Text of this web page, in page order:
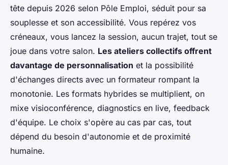
tête depuis 2026 selon Pôle Emploi, séduit pour sa
souplesse et son accessibilité. Vous repérez vos
créneaux, vous lancez la session, aucun trajet, tout se
joue dans votre salon. Les ateliers collectifs offrent
davantage de personnalisation et la possibilité
d'échanges directs avec un formateur rompant la
monotonie. Les formats hybrides se multiplient, on
mixe visioconférence, diagnostics en live, feedback
d'équipe. Le choix s'opère au cas par cas, tout
dépend du besoin d'autonomie et de proximité
humaine.